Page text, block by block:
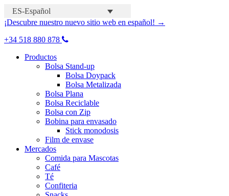
ES-Español
¡Descubre nuestro nuevo sitio web en español! →
+34 518 880 878
Productos
Bolsa Stand-up
Bolsa Doypack
Bolsa Metalizada
Bolsa Plana
Bolsa Reciclable
Bolsa con Zip
Bobina para envasado
Stick monodosis
Film de envase
Mercados
Comida para Mascotas
Café
Té
Confiteria